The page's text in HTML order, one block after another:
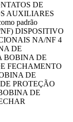
DE
AUXILIARES
padrão
DISPOSITIVO
NA/NF 4
DE
BOBINA DE
FECHAMENTO
DE
PROTEÇÃO
DE